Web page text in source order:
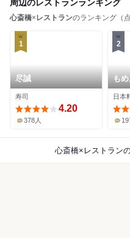
周辺のレストランランキング
心斎橋× レストランのランキング（
1
尽誠
寿司
4.20
378人
2
も
日本
心斎橋×レストラン